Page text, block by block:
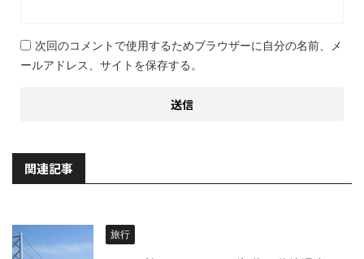
次回のコメントで使用するためブラウザーに自分の名前、メ
ールアドレス、サイトを保存する。
関連記事
旅行